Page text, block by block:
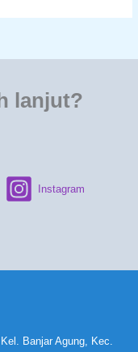
lanjut?
Instagram
Banjar Agung, Kec.